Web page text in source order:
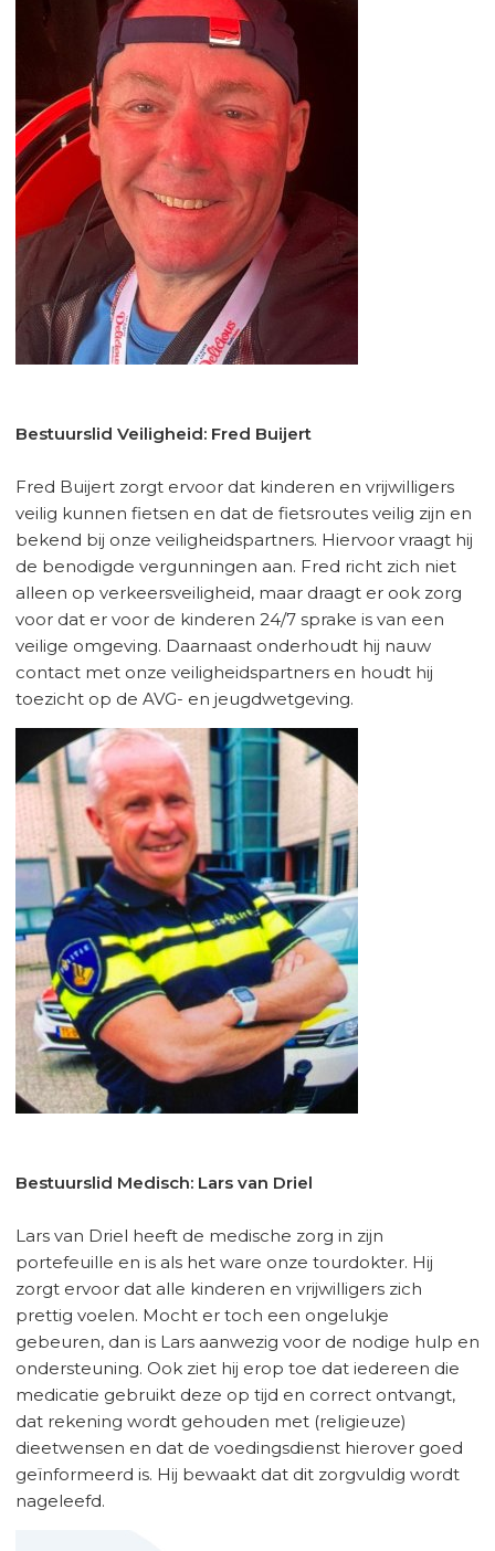
Bestuurslid Veiligheid: Fred Buijert
Fred Buijert zorgt ervoor dat kinderen en vrijwilligers
veilig kunnen fietsen en dat de fietsroutes veilig zijn en
bekend bij onze veiligheidspartners. Hiervoor vraagt hij
de benodigde vergunningen aan. Fred richt zich niet
alleen op verkeersveiligheid, maar draagt er ook zorg
voor dat er voor de kinderen 24/7 sprake is van een
veilige omgeving. Daarnaast onderhoudt hij nauw
contact met onze veiligheidspartners en houdt hij
toezicht op de AVG- en jeugdwetgeving.
Bestuurslid Medisch: Lars van Driel
Lars van Driel heeft de medische zorg in zijn
portefeuille en is als het ware onze tourdokter. Hij
zorgt ervoor dat alle kinderen en vrijwilligers zich
prettig voelen. Mocht er toch een ongelukje
gebeuren, dan is Lars aanwezig voor de nodige hulp en
ondersteuning. Ook ziet hij erop toe dat iedereen die
medicatie gebruikt deze op tijd en correct ontvangt,
dat rekening wordt gehouden met (religieuze)
dieetwensen en dat de voedingsdienst hierover goed
geïnformeerd is. Hij bewaakt dat dit zorgvuldig wordt
nageleefd.